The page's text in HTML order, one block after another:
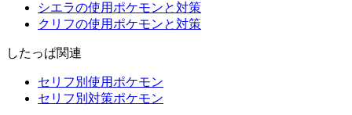
シエラの使用ポケモンと対策
クリフの使用ポケモンと対策
したっぱ関連
セリフ別使用ポケモン
セリフ別対策ポケモン